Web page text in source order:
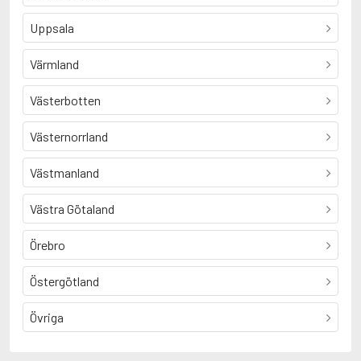
Uppsala
Värmland
Västerbotten
Västernorrland
Västmanland
Västra Götaland
Örebro
Östergötland
Övriga